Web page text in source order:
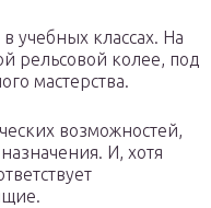
учебных классах. На
рельсовой колее, под
мастерства.
возможностей,
И, хотя